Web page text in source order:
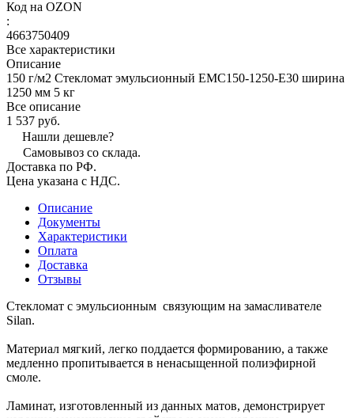
Код на OZON
:
4663750409
Все характеристики
Описание
150 г/м2 Стекломат эмульсионный EMC150-1250-E30 ширина
1250 мм 5 кг
Все описание
1 537 руб.
Нашли дешевле?
Самовывоз со склада.
Доставка по РФ.
Цена указана с НДС.
Описание
Документы
Характеристики
Оплата
Доставка
Отзывы
Стекломат с эмульсионным связующим на замасливателе
Silan.
Материал мягкий, легко поддается формированию, а также
медленно пропитывается в ненасыщенной полиэфирной
смоле.
Ламинат, изготовленный из данных матов, демонстрирует